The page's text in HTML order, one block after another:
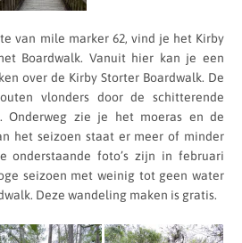
van mile marker 62, vind je het Kirby
Boardwalk. Vanuit hier kan je een
over de Kirby Storter Boardwalk. De
vlonders door de schitterende
Onderweg zie je het moeras en de
het seizoen staat er meer of minder
onderstaande foto’s zijn in februari
seizoen met weinig tot geen water
Deze wandeling maken is gratis.